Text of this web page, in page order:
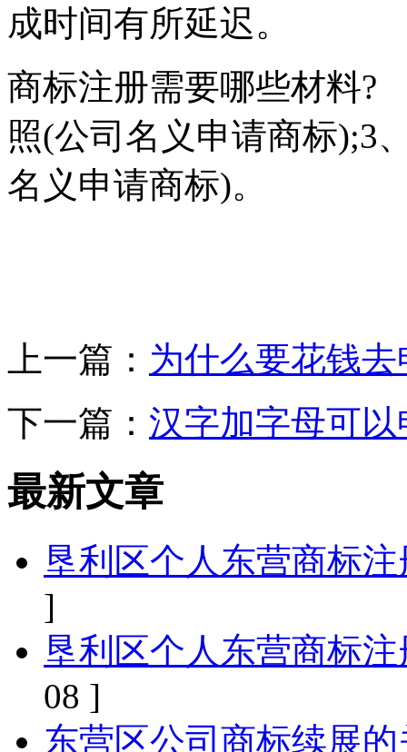
成时间有所延迟。
商标注册需要哪些材料?
照(公司名义申请商标);3
名义申请商标)。
上一篇： 为什么要花钱
下一篇： 汉字加字母可
最新文章
垦利区个人东营商标
]
垦利区个人东营商标
08 ]
东营区公司商标续展